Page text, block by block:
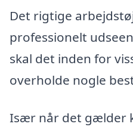
Det rigtige
professionelt
skal det inden for
overholde nogle
Især når det gælder